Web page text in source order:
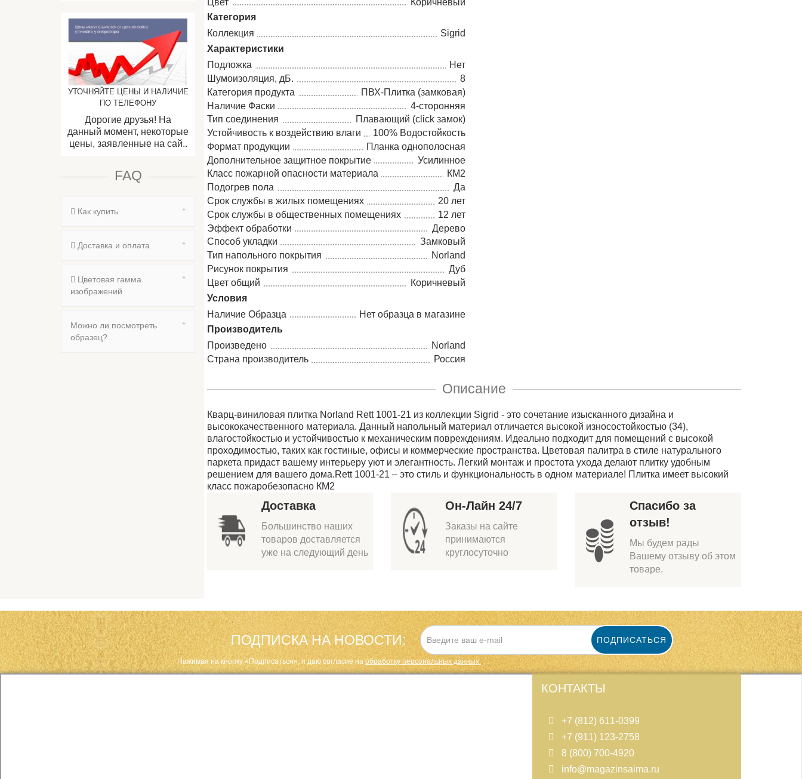
УТОЧНЯЙТЕ ЦЕНЫ И НАЛИЧИЕ
ПО ТЕЛЕФОНУ
Дорогие друзья! На
данный момент, некоторые
цены, заявленные на сай..
FAQ
Как купить
Доставка и оплата
Цветовая гамма
изображений
Можно ли посмотреть
образец?
Категория
Коллекция
Sigrid
Характеристики
Подложка
Нет
Шумоизоляция, дБ.
8
Категория продукта
ПВХ-Плитка (замковая)
Наличие Фаски
4-сторонняя
Тип соединения
Плавающий (click замок)
Устойчивость к воздействию влаги
100% Водостойкость
Формат продукции
Планка однополосная
Дополнительное защитное покрытие
Усилинное
Класс пожарной опасности материала
КМ2
Подогрев пола
Да
Срок службы в жилых помещениях
20 лет
Срок службы в общественных помещениях
12 лет
Эффект обработки
Дерево
Способ укладки
Замковый
Тип напольного покрытия
Norland
Рисунок покрытия
Дуб
Цвет общий
Коричневый
Условия
Наличие Образца
Нет образца в магазине
Производитель
Произведено
Norland
Страна производитель
Россия
Описание
Кварц-виниловая плитка Norland Rett 1001-21 из коллекции Sigrid - это сочетание изысканного дизайна и
высококачественного материала. Данный напольный материал отличается высокой износостойкостью (34),
влагостойкостью и устойчивостью к механическим повреждениям. Идеально подходит для помещений с высокой
проходимостью, таких как гостиные, офисы и коммерческие пространства. Цветовая палитра в стиле натурального
паркета придаст вашему интерьеру уют и элегантность. Легкий монтаж и простота ухода делают плитку удобным
решением для вашего дома.Rett 1001-21 – это стиль и функциональность в одном материале! Плитка имеет высокий
класс пожаробезопасно КМ2
Доставка
Большинство наших
товаров доставляется
уже на следующий день
Он-Лайн 24/7
Заказы на сайте
принимаются
круглосуточно
Спасибо за
отзыв!
Мы будем рады
Вашему отзыву об этом
товаре.
ПОДПИСКА НА НОВОСТИ: ПОДПИСАТЬСЯ
Нажимая на кнопку «Подписаться», я даю cогласие наобработку персональных данных.
КОНТАКТЫ
+7 (812) 611-0399
+7 (911) 123-2758
8 (800) 700-4920
info@magazinsaima.ru